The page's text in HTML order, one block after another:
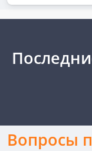
Вопросы